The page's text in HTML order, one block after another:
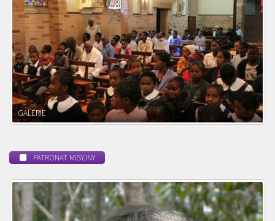
POWOŁANIE MISYJNE
PATRONAT MISYJNY